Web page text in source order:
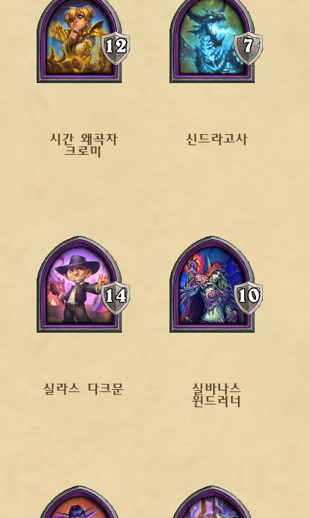
시간 왜곡자
크로미
신드라고사
실라스 다크문
실바나스
윈드러너